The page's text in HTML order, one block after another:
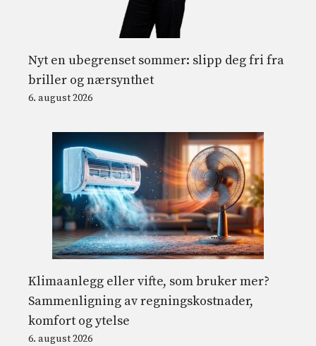
Nyt en ubegrenset sommer: slipp deg fri fra
briller og nærsynthet
6. august 2026
Klimaanlegg eller vifte, som bruker mer?
Sammenligning av regningskostnader,
komfort og ytelse
6. august 2026